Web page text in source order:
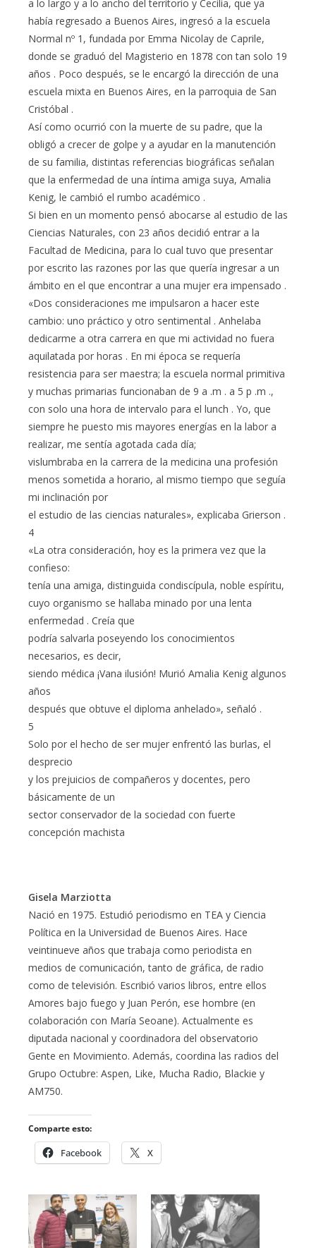
a lo largo y a lo ancho del territorio y Cecilia, que ya
había regresado a Buenos Aires, ingresó a la escuela
Normal nº 1, fundada por Emma Nicolay de Caprile,
donde se graduó del Magisterio en 1878 con tan solo 19
años . Poco después, se le encargó la dirección de una
escuela mixta en Buenos Aires, en la parroquia de San
Cristóbal .
Así como ocurrió con la muerte de su padre, que la
obligó a crecer de golpe y a ayudar en la manutención
de su familia, distintas referencias biográficas señalan
que la enfermedad de una íntima amiga suya, Amalia
Kenig, le cambió el rumbo académico .
Si bien en un momento pensó abocarse al estudio de las
Ciencias Naturales, con 23 años decidió entrar a la
Facultad de Medicina, para lo cual tuvo que presentar
por escrito las razones por las que quería ingresar a un
ámbito en el que encontrar a una mujer era impensado .
«Dos consideraciones me impulsaron a hacer este
cambio: uno práctico y otro sentimental . Anhelaba
dedicarme a otra carrera en que mi actividad no fuera
aquilatada por horas . En mi época se requería
resistencia para ser maestra; la escuela normal primitiva
y muchas primarias funcionaban de 9 a .m . a 5 p .m .,
con solo una hora de intervalo para el lunch . Yo, que
siempre he puesto mis mayores energías en la labor a
realizar, me sentía agotada cada día;
vislumbraba en la carrera de la medicina una profesión
menos sometida a horario, al mismo tiempo que seguía
mi inclinación por
el estudio de las ciencias naturales», explicaba Grierson .
4
«La otra consideración, hoy es la primera vez que la
confieso:
tenía una amiga, distinguida condiscípula, noble espíritu,
cuyo organismo se hallaba minado por una lenta
enfermedad . Creía que
podría salvarla poseyendo los conocimientos
necesarios, es decir,
siendo médica ¡Vana ilusión! Murió Amalia Kenig algunos
años
después que obtuve el diploma anhelado», señaló .
5
Solo por el hecho de ser mujer enfrentó las burlas, el
desprecio
y los prejuicios de compañeros y docentes, pero
básicamente de un
sector conservador de la sociedad con fuerte
concepción machista
Gisela Marziotta
Nació en 1975. Estudió periodismo en TEA y Ciencia
Política en la Universidad de Buenos Aires. Hace
veintinueve años que trabaja como periodista en
medios de comunicación, tanto de gráfica, de radio
como de televisión. Escribió varios libros, entre ellos
Amores bajo fuego y Juan Perón, ese hombre (en
colaboración con María Seoane). Actualmente es
diputada nacional y coordinadora del observatorio
Gente en Movimiento. Además, coordina las radios del
Grupo Octubre: Aspen, Like, Mucha Radio, Blackie y
AM750.
Comparte esto:
Facebook X